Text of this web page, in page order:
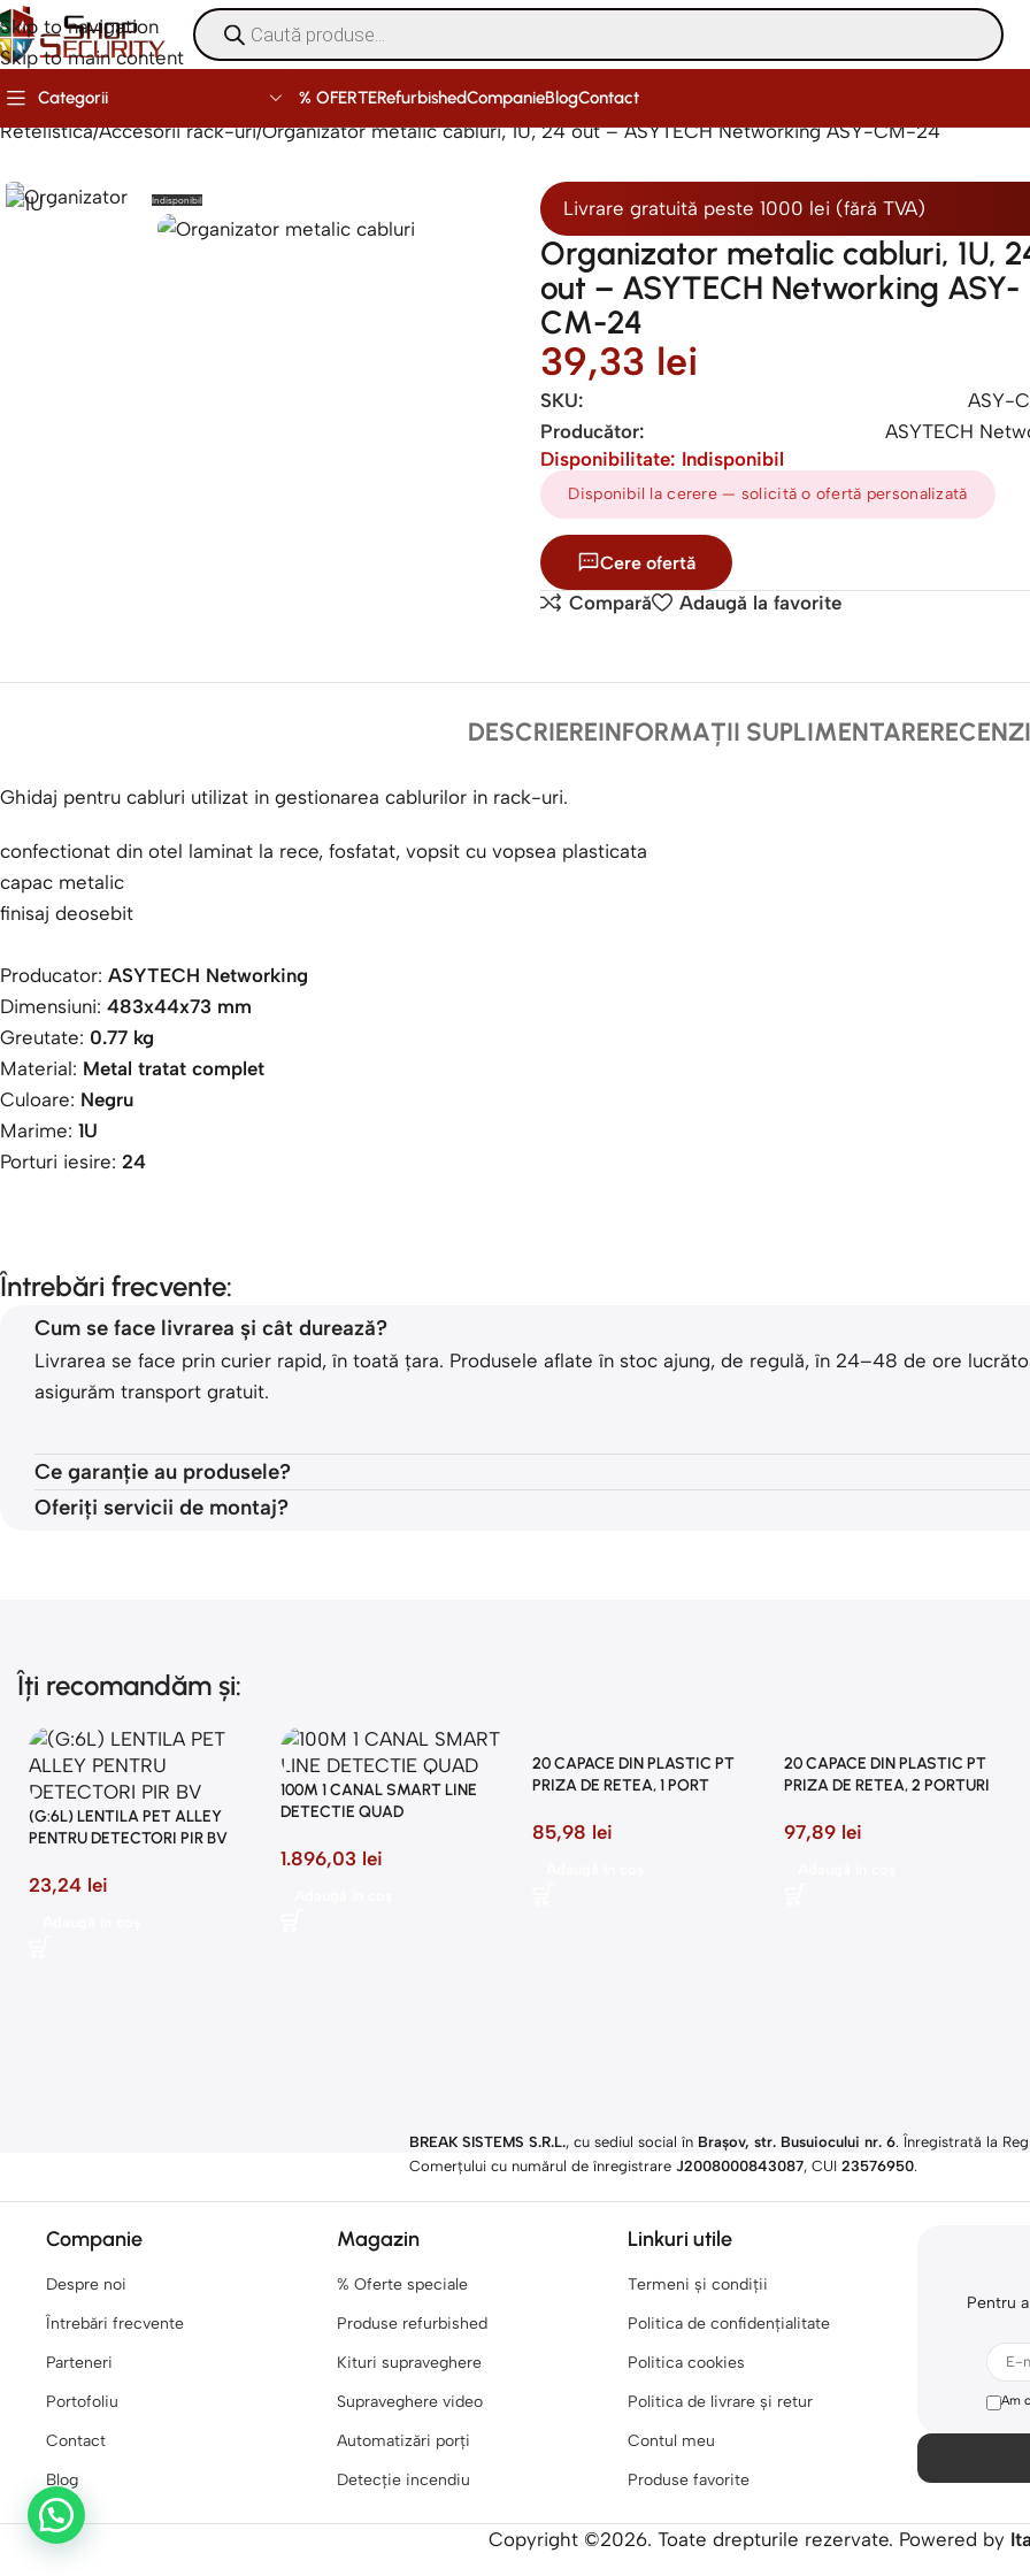
Skip to navigation
Skip to main content
Categorii % OFERTERefurbishedCompanieBlogContact
Retelistica Accesorii rack-uri Organizator metalic cabluri, 1U, 24 out – ASYTECH Networking ASY-CM-24
Indisponibil Livrare gratuită peste 1000 lei (fără TVA)
Organizator metalic cabluri, 1U,
out – ASYTECH Networking ASY-
CM-24
39,33 lei
SKU:
ASY-
Producător:
ASYTECH
Disponibilitate: Indisponibil
Disponibil la cerere — solicită o ofertă personalizată
Cere ofertă
Compară Adaugă la favorite
DESCRIEREINFORMAȚII SUPLIMENTARE
Ghidaj pentru cabluri utilizat in gestionarea cablurilor in rack-uri.
confectionat din otel laminat la rece, fosfatat, vopsit cu vopsea plasticata
capac metalic
finisaj deosebit
Producator: ASYTECH Networking
Dimensiuni: 483x44x73 mm
Greutate: 0.77 kg
Material: Metal tratat complet
Culoare: Negru
Marime: 1U
Porturi iesire: 24
Întrebări frecvente:
Cum se face livrarea și cât durează?
Livrarea se face prin curier rapid, în toată țara. Produsele aflate în stoc ajung, de regulă, în 24–48 de ore
asigurăm transport gratuit.
Ce garanție au produsele?
Oferiți servicii de montaj?
Îți recomandăm și:
(G:6L) LENTILA PET ALLEY
PENTRU DETECTORI PIR BV
23,24 lei
100M 1 CANAL SMART LINE
DETECTIE QUAD
1.896,03 lei
20 CAPACE DIN PLASTIC PT
PRIZA DE RETEA, 1 PORT
85,98 lei
20 CAPACE DIN PLASTIC PT
PRIZA DE RETEA, 2 PORTURI
97,89 lei
BREAK SISTEMS S.R.L., cu sediul social în Brașov, str. Busuiocului nr. 6. Înregistrată la
Comerțului cu numărul de înregistrare J2008000843087, CUI 23576950.​
Companie
Despre noi
Întrebări frecvente
Parteneri
Portofoliu
Contact
Blog
Magazin
% Oferte speciale
Produse refurbished
Kituri supraveghere
Supraveghere video
Automatizări porți
Detecție incendiu
Linkuri utile
Termeni și condiții
Politica de confidențialitate
Politica cookies
Politica de livrare și retur
Contul meu
Produse favorite
Pentru
Am
Copyright ©2026. Toate drepturile rezervate. Powered by